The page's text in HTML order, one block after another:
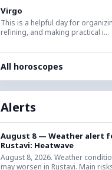
Virgo
This is a helpful day for
refining, and making practical i...
All horoscopes
Alerts
August 8 — Weather alert
Rustavi: Heatwave
August 8, 2026. Weather
may worsen in Rustavi. Main